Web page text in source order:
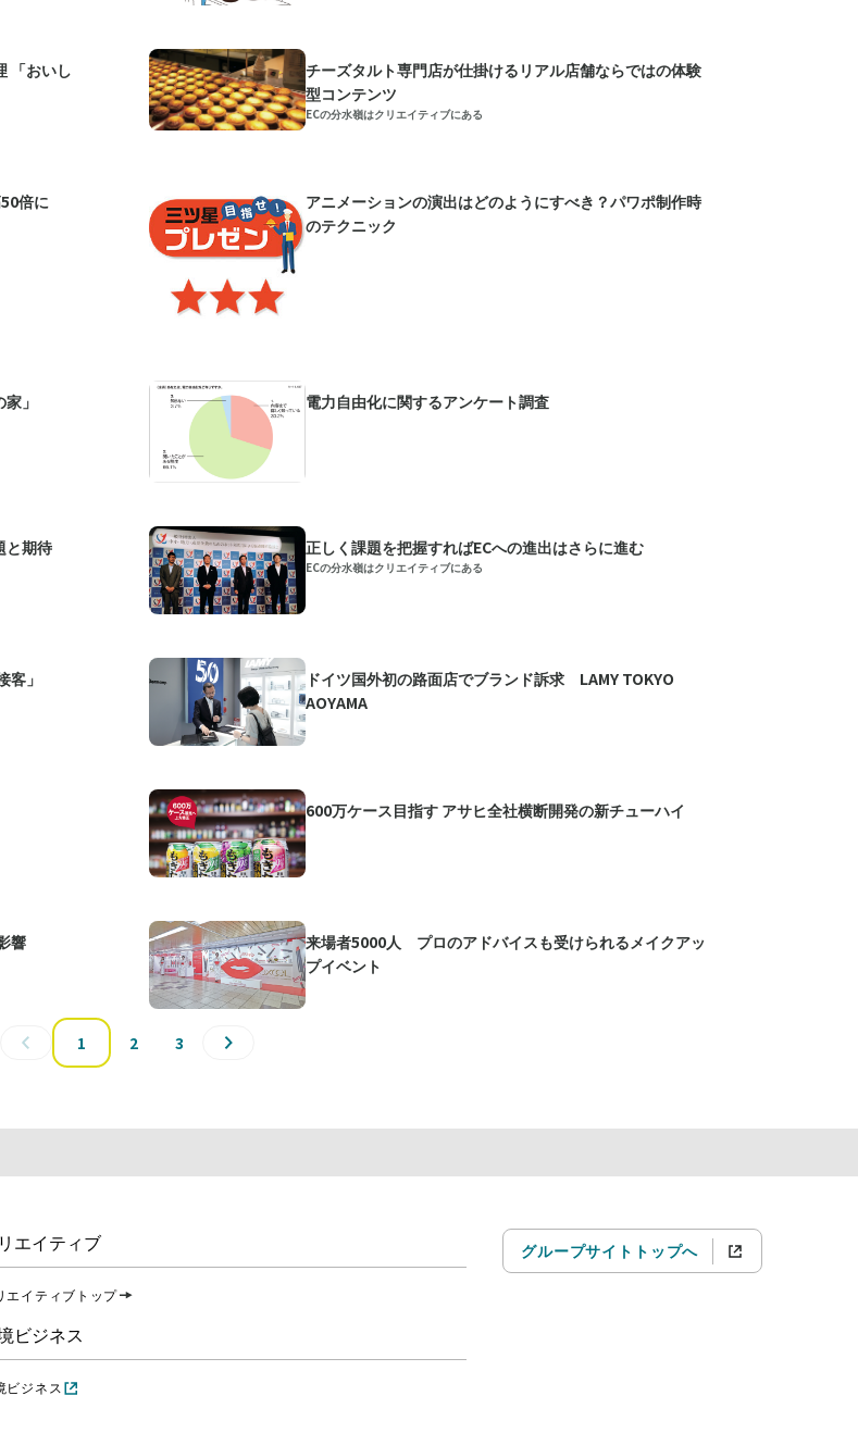
「おいし
チーズタルト専門店が仕掛けるリアル店舗ならではの体験
型コンテンツ
ECの分水嶺はクリエイティブにある
倍に
アニメーションの演出はどのようにすべき？パワポ制作時
のテクニック
」 電力自由化に関するアンケート調査
と期待 正しく課題を把握すればECへの進出はさらに進む
ECの分水嶺はクリエイティブにある
」
ドイツ国外初の路面店でブランド訴求 LAMY TOKYO
AOYAMA
600万ケース目指す アサヒ全社横断開発の新チューハイ
響
来場者5000人 プロのアドバイスも受けられるメイクアッ
プイベント
1 2 3
エイティブ
エイティブトップ
ビジネス
ビジネス
グループサイトトップへ